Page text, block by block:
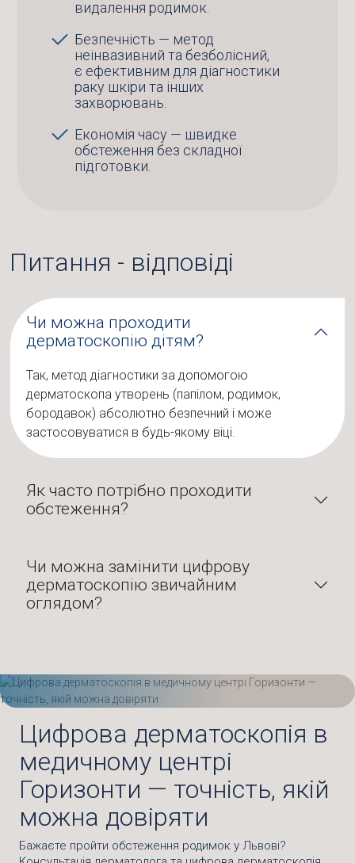
видалення родимок.
Безпечність — метод
неінвазивний та безболісний,
є ефективним для діагностики
раку шкіри та інших
захворювань.
Економія часу — швидке
обстеження без складної
підготовки.
Питання - відповіді
Чи можна проходити
дерматоскопію дітям?
Так, метод діагностики за допомогою
дерматоскопа утворень (папілом, родимок,
бородавок) абсолютно безпечний і може
застосовуватися в будь-якому віці.
Як часто потрібно проходити
обстеження?
Чи можна замінити цифрову
дерматоскопію звичайним
оглядом?
Цифрова дерматоскопія в
медичному центрі
Горизонти — точність, якій
можна довіряти
Бажаєте пройти обстеження родимок у Львові?